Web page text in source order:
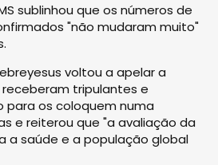
sublinhou que os números de
"não mudaram muito"
voltou a apelar a
tripulantes e
para os coloquem numa
e reiterou que "a avaliação da
a saúde e a população global